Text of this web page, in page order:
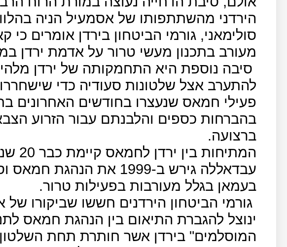
הירדני מהשתתפותו של אסמעיל הניה
סולימאני, גורמי הביטחון בירדן אומרים כי
מעורב בתכנון מעשי טרור על אדמת ירדן
סיבה נוספת היא התחמקותה של ירדן
להתערב אצל שלטונות סעודיה כדי
פעילי חמאס שנעצרו בחודשים האחרונים
בהברחות כספים והלבנתם עבור הזרוע
ברצועה.
עבדאללה גירש ב-1999 את
בעמאן בגלל מעורבות בפעילות טרור.
גורמי הביטחון הירדנים חששו שביקורו של
ינוצל להגברת התיאום בין הנהגת חמאס
המוסלמים" בירדן אשר חותרת תחת